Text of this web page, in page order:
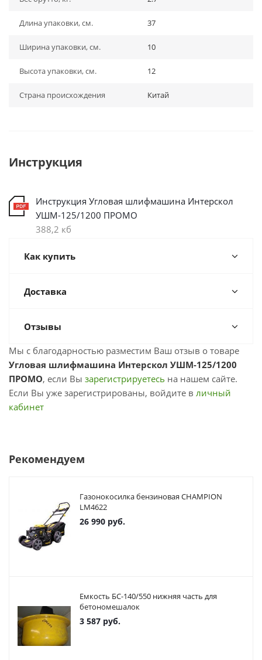
Длина упаковки, см. 37
Ширина упаковки, см. 10
Высота упаковки, см. 12
Страна происхождения Китай
Инструкция
Инструкция Угловая шлифмашина Интерскол
УШМ-125/1200 ПРОМО
388,2 кб
Как купить
Доставка
Отзывы
Мы с благодарностью разместим Ваш отзыв о товаре
Угловая шлифмашина Интерскол УШМ-125/1200
ПРОМО, если Вы зарегистрируетесь на нашем сайте.
Если Вы уже зарегистрированы, войдите в личный
кабинет
Рекомендуем
Газонокосилка бензиновая CHAMPION
LM4622
26 990 руб.
Емкость БС-140/550 нижняя часть для
бетономешалок
3 587 руб.